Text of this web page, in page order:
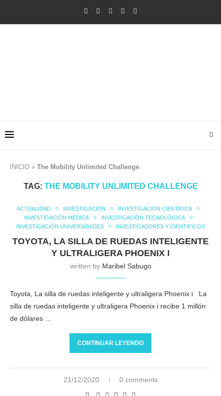
INICIO » The Mobility Unlimited Challenge
TAG: THE MOBILITY UNLIMITED CHALLENGE
ACTUALIDAD INVESTIGACIÓN
INVESTIGACIÓN CIENTÍFICA
INVESTIGACIÓN MÉDICA
INVESTIGACIÓN TECNOLÓGICA
INVESTIGACIÓN UNIVERSIDADES
INVESTIGADORES Y CIENTIFICOS
TOYOTA, LA SILLA DE RUEDAS INTELIGENTE
Y ULTRALIGERA PHOENIX I
written by Maribel Sabugo
Toyota, La silla de ruedas inteligente y ultraligera Phoenix i La
silla de ruedas inteligente y ultraligera Phoenix i recibe 1 millón
de dólares …
CONTINUAR LEYENDO
21/12/2020 0 comments